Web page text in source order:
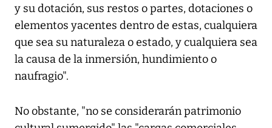
y su dotación, sus restos o partes, dotaciones o
elementos yacentes dentro de estas, cualquiera
que sea su naturaleza o estado, y cualquiera sea
la causa de la inmersión, hundimiento o
naufragio".
No obstante, "no se considerarán patrimonio